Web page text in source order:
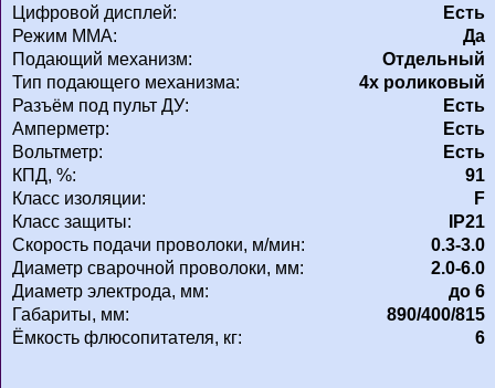
Цифровой дисплей:
Есть
Режим MMA:
Да
Подающий механизм:
Отдельный
Тип подающего механизма:
4х роликовый
Разъём под пульт ДУ:
Есть
Амперметр:
Есть
Вольтметр:
Есть
КПД, %:
91
Класс изоляции:
F
Класс защиты:
IP21
Скорость подачи проволоки, м/мин:
0.3-3.0
Диаметр сварочной проволоки, мм:
2.0-6.0
Диаметр электрода, мм:
до 6
Габариты, мм:
890/400/815
Ёмкость флюсопитателя, кг:
6